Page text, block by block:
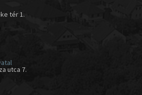
tér 1.
utca 7.